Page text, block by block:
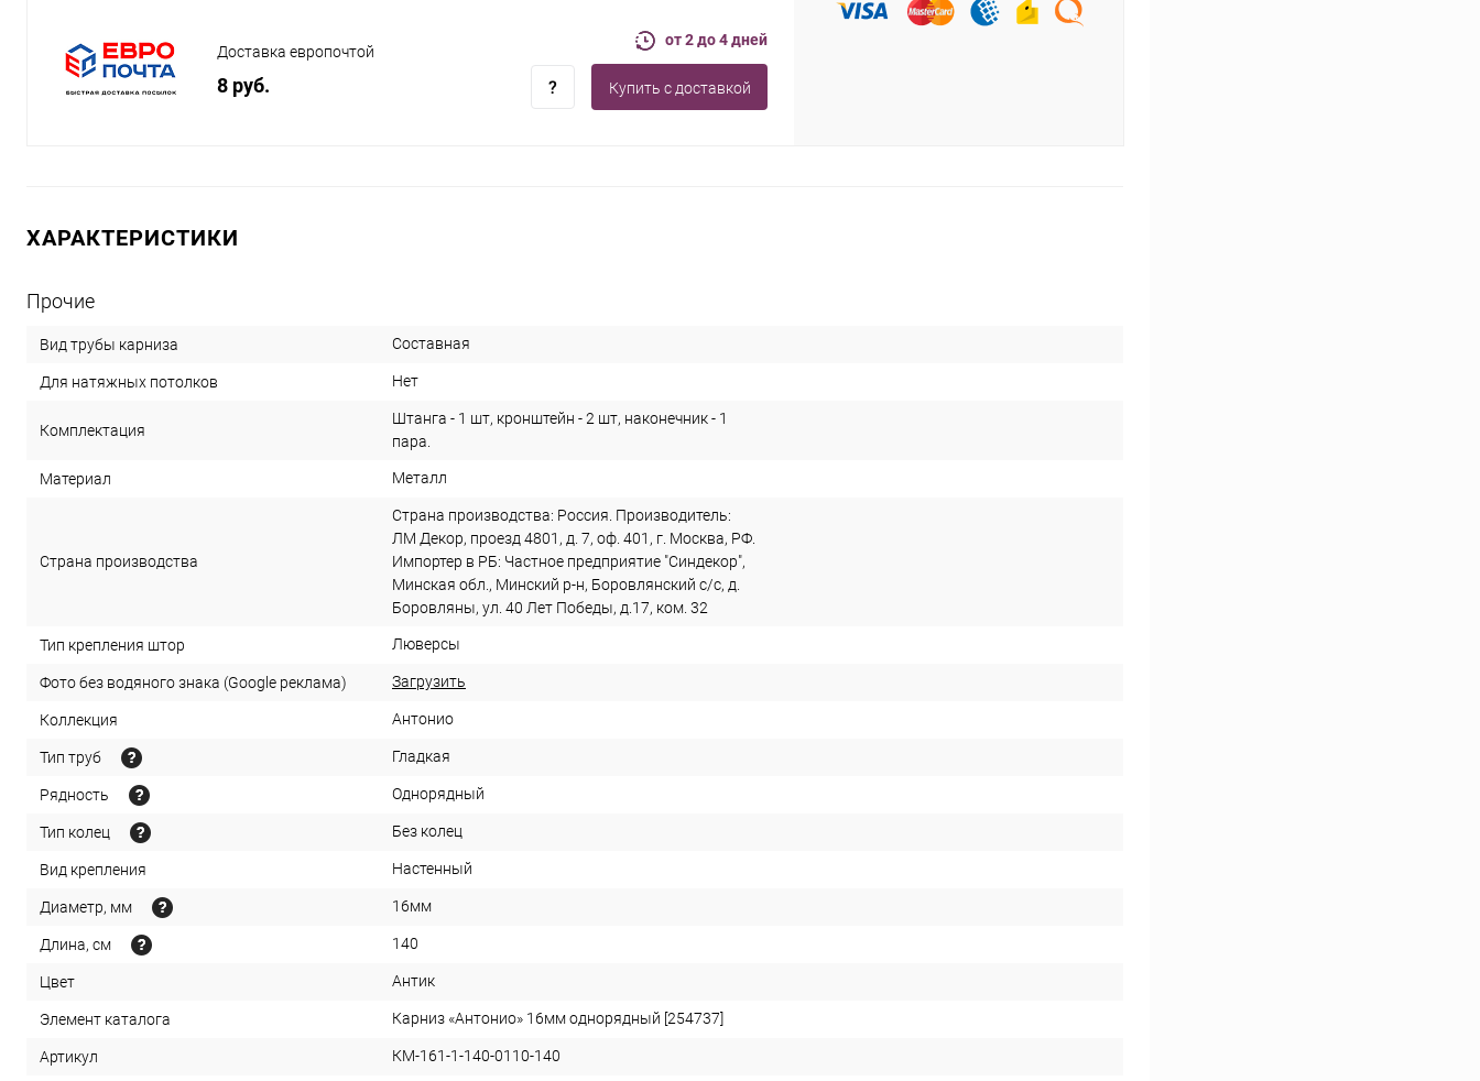
Доставка европочтой
8 руб.
от 2 до 4 дней
Купить c доставкой
ХАРАКТЕРИСТИКИ
Прочие
Вид трубы карниза Составная
Для натяжных потолков Нет
Комплектация
Штанга - 1 шт, кронштейн - 2 шт, наконечник - 1
пара.
Материал Металл
Страна производства
Страна производства: Россия. Производитель:
ЛМ Декор, проезд 4801, д. 7, оф. 401, г. Москва, РФ.
Импортер в РБ: Частное предприятие "Синдекор",
Минская обл., Минский р-н, Боровлянский с/с, д.
Боровляны, ул. 40 Лет Победы, д.17, ком. 32
Тип крепления штор Люверсы
Фото без водяного знака (Google реклама) Загрузить
Коллекция Антонио
Тип труб Гладкая
Рядность Однорядный
Тип колец Без колец
Вид крепления Настенный
Диаметр, мм 16мм
Длина, см 140
Цвет Антик
Элемент каталога Карниз «Антонио» 16мм однорядный [254737]
Артикул КМ-161-1-140-0110-140